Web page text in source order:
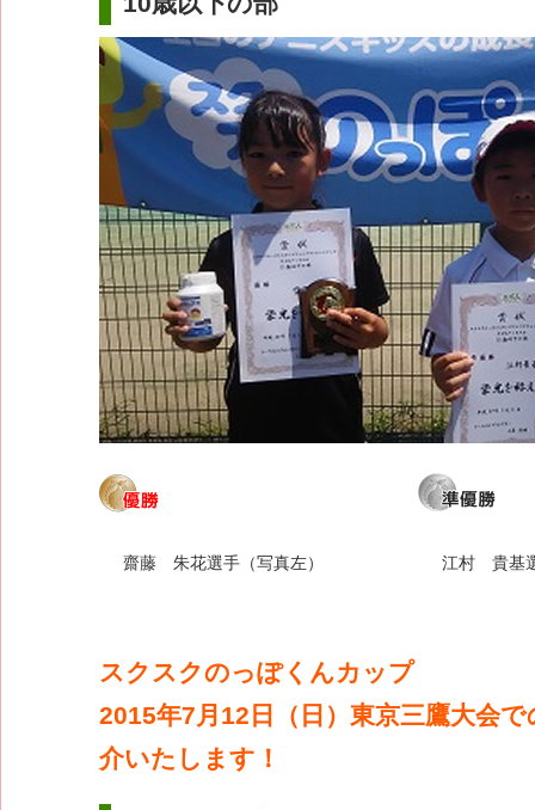
齋藤 朱花選手（写真左） 江村 貴基
スクスクのっぽくんカップ
2015年7月12日（日）東京三鷹大会
介いたします！